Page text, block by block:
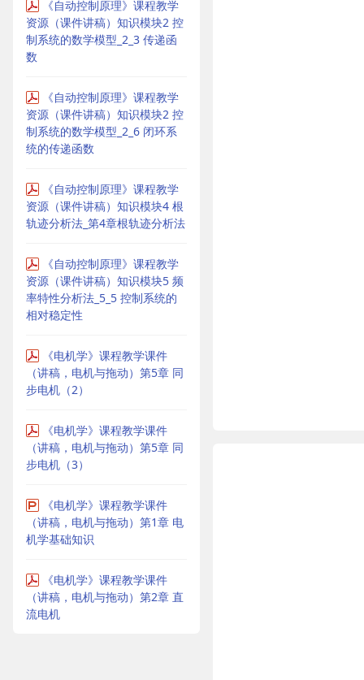
《自动控制原理》课程教学
资源（课件讲稿）知识模块2 控
制系统的数学模型_2_3 传递函
数
《自动控制原理》课程教学
资源（课件讲稿）知识模块2 控
制系统的数学模型_2_6 闭环系
统的传递函数
《自动控制原理》课程教学
资源（课件讲稿）知识模块4 根
轨迹分析法_第4章根轨迹分析法
《自动控制原理》课程教学
资源（课件讲稿）知识模块5 频
率特性分析法_5_5 控制系统的
相对稳定性
《电机学》课程教学课件
（讲稿，电机与拖动）第5章 同
步电机（2）
《电机学》课程教学课件
（讲稿，电机与拖动）第5章 同
步电机（3）
《电机学》课程教学课件
（讲稿，电机与拖动）第1章 电
机学基础知识
《电机学》课程教学课件
（讲稿，电机与拖动）第2章 直
流电机